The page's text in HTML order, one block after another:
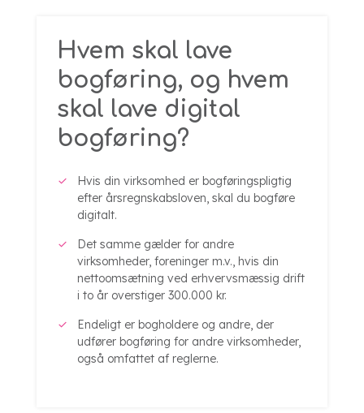
Hvem skal lave
bogføring, og hvem
skal lave digital
bogføring?
Hvis din virksomhed er bogføringspligtig
efter årsregnskabsloven, skal du bogføre
digitalt.
Det samme gælder for andre
virksomheder, foreninger m.v., hvis din
nettoomsætning ved erhvervsmæssig drift
i to år overstiger 300.000 kr.
Endeligt er bogholdere og andre, der
udfører bogføring for andre virksomheder,
også omfattet af reglerne.